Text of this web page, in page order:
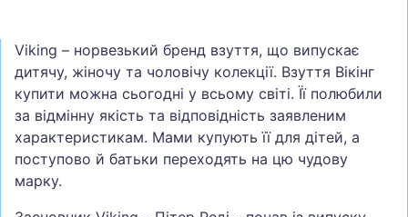
Viking – норвезький бренд взуття, що випускає
дитячу, жіночу та чоловічу колекції. Взуття Вікінг
купити можна сьогодні у всьому світі. Її полюбили
за відмінну якість та відповідність заявленим
характеристикам. Мами купують її для дітей, а
поступово й батьки переходять на цю чудову
марку.